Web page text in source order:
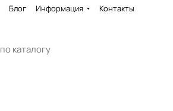
Блог Информация Контакты